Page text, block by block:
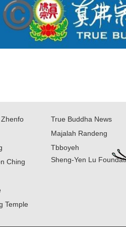
Ching
Temple
True Buddha News
Majalah Randeng
Tbboyeh
Sheng-Yen Lu